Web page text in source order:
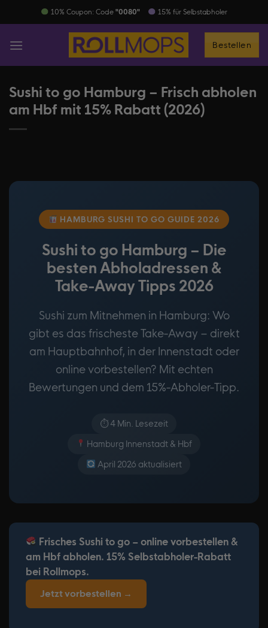
Inhalt
​ 10% Coupon: Code "0080" 15% für Selbstabholer
Bestellen
Sushi to go Hamburg – Frisch abholen
am Hbf mit 15% Rabatt (2026)
HAMBURG SUSHI TO GO GUIDE 2026
Sushi to go Hamburg – Die
besten Abholadressen &
Take-Away Tipps 2026
Sushi zum Mitnehmen in Hamburg: Wo
gibt es das frischeste Take-Away – direkt
am Hauptbahnhof, in der Innenstadt oder
online vorbestellen? Mit echten
Bewertungen und dem 15%-Abholer-Tipp.
⏱ 4 Min. Lesezeit
Hamburg Innenstadt & Hbf
April 2026 aktualisiert
Frisches Sushi to go – online vorbestellen &
am Hbf abholen. 15% Selbstabholer-Rabatt
bei Rollmops.
Jetzt vorbestellen →